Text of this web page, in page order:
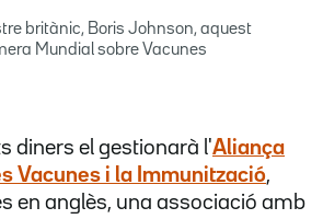
britànic, Boris Johnson, aquest
Mundial sobre Vacunes
diners el gestionarà l'Aliança
Vacunes i la Immunització,
en anglès, una associació amb